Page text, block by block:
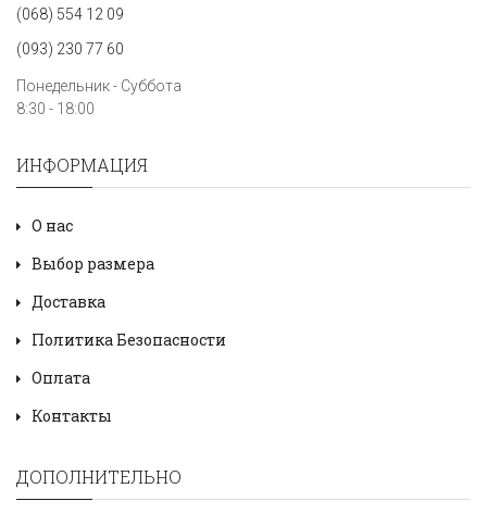
(068) 554 12 09
(093) 230 77 60
Понедельник - Суббота
8:30 - 18:00
ИНФОРМАЦИЯ
О нас
Выбор размера
Доставка
Политика Безопасности
Оплата
Контакты
ДОПОЛНИТЕЛЬНО